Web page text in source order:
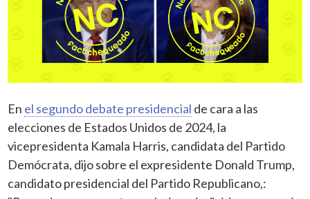
En el segundo debate presidencial de cara a las
elecciones de Estados Unidos de 2024, la
vicepresidenta Kamala Harris, candidata del Partido
Demócrata, dijo sobre el expresidente Donald Trump,
candidato presidencial del Partido Republicano,: